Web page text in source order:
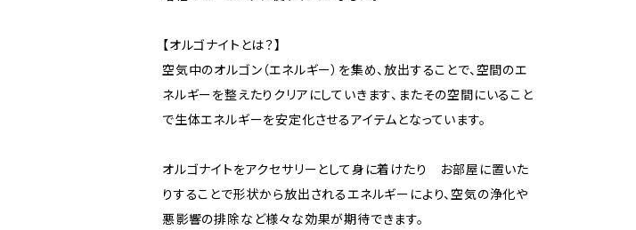
【オルゴナイトとは？】
空気中のオルゴン（エネルギー）を集め、放出することで、空間のエ
ネルギーを整えたりクリアにしていきます、またその空間にいること
で生体エネルギーを安定化させるアイテムとなっています。
オルゴナイトをアクセサリーとして身に着けたり お部屋に置いた
りすることで形状から放出されるエネルギーにより、空気の浄化や
悪影響の排除など様々な効果が期待できます。